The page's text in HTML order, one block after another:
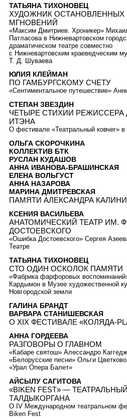
ТАТЬЯНА ТИХОНОВЕЦ
ХУДОЖНИК ОСТАНОВЛЕННЫХ
МГНОВЕНИЙ
«Максим Дмитриев. Хроникер»
Патласова в Нижневартовском
драматическом театре совместно
с Нижневартовским краеведческим
Т. Д. Шуваева
ЮЛИЯ КЛЕЙМАН
ПО ГАМБУРГСКОМУ СЧЕТУ
«Сентиментальное путешествие»
СТЕПАН ЗВЕЗДИН
ЧЕТЫРЕ СТИХИИ РЕЖИССЕРА
ИТЭНА
О фестивале «Театральный ковчег» в
ОЛЬГА СКОРОЧКИНА
КОЛЛЕКТИВ БТК
РУСЛАН КУДАШОВ
АННА ИВАНОВА-БРАШИНСКАЯ
ЕЛЕНА ВОЛЬГУСТ
АННА НАЗАРОВА
МАРИНА ДМИТРЕВСКАЯ
ПАМЯТИ АЛЕКСАНДРА
КСЕНИЯ ВАСИЛЬЕВА
АНАТОМИЧЕСКИЙ ТЕАТР ИМ.
ДОСТОЕВСКОГО
«Ошибка Достоевского» Сергея
Театре
ТАТЬЯНА ТИХОНОВЕЦ
СТО ОДИН ОСКОЛОК ПАМЯТИ
«Фабрика фарфоровых
Кардымон в Музее художественной
Новгородской земли
ГАЛИНА БРАНДТ
ВАРВАРА СТАНИШЕВСКАЯ
О XIX ФЕСТИВАЛЕ «КОЛЯДА-
АННА ГОРДЕЕВА
РАЗГОВОРЫ О ГЛАВНОМ
«Кабаре святош» Алессандро
«Белорусские песни» Ольги
«Урал Опера Балет»
АЙСЫЛУ САГИТОВА
«BIKEN FEST» —
ТАЛДЫКОРГАНА
О IV Международном театральном
Biken Fest